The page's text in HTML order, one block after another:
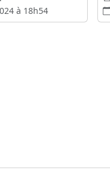
à 18h54